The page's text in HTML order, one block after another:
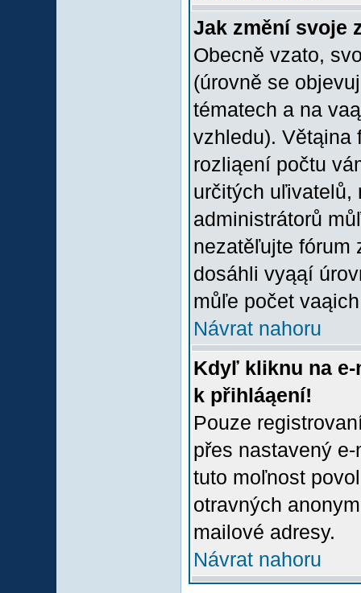
Jak změní svoje
Obecně vzato,
(úrovně se
tématech a na
vzhledu). Větąina
rozliąení počtu
určitých uľivatelů,
administrátorů
nezatěľujte fórum
dosáhli vyąąí
můľe počet
Návrat nahoru
Kdyľ kliknu na
k přihláąení!
Pouze
přes nastavený
tuto moľnost
otravných
mailové adresy.
Návrat nahoru